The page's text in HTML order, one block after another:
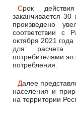
Срок действия приведенных в таблице тарифов
заканчивается
произведено
соответствии с
октября 2021
для расчета
потребителями
потребления.
Далее представлены тарифы на электрическую энергию для
населения и
на территории